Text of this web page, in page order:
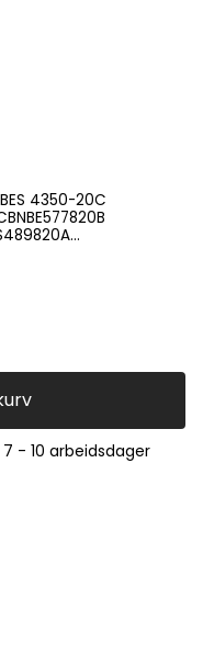
- 10 arbeidsdager